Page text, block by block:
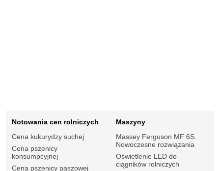
Notowania cen rolniczych
Cena kukurydzy suchej
Cena pszenicy
konsumpcyjnej
Cena pszenicy paszowej
Maszyny
Massey Ferguson MF 6S.
Nowoczesne rozwiązania
Oświetlenie LED do
ciągników rolniczych